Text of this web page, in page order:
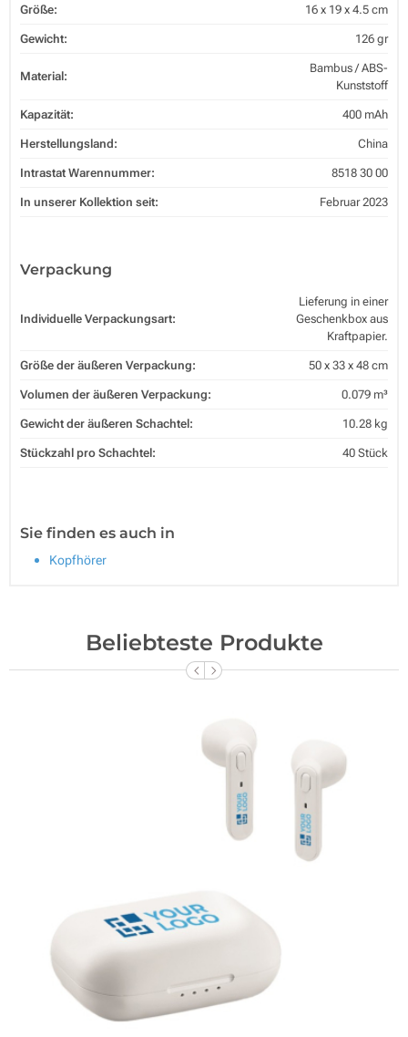
Größe: 16 x 19 x 4.5 cm
Gewicht: 126 gr
Material:
Bambus / ABS-
Kunststoff
Kapazität: 400 mAh
Herstellungsland: China
Intrastat Warennummer: 8518 30 00
In unserer Kollektion seit: Februar 2023
Verpackung
Individuelle Verpackungsart:
Lieferung in einer
Geschenkbox aus
Kraftpapier.
Größe der äußeren Verpackung: 50 x 33 x 48 cm
Volumen der äußeren Verpackung: 0.079 m³
Gewicht der äußeren Schachtel: 10.28 kg
Stückzahl pro Schachtel: 40 Stück
Sie finden es auch in
Kopfhörer
Beliebteste Produkte